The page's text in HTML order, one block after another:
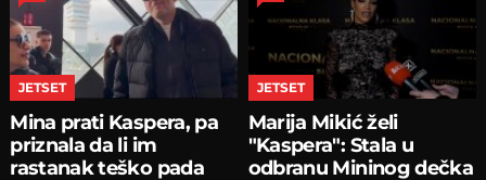
JETSET
Mina prati Kaspera, pa
priznala da li im
rastanak teško pada
JETSET
Marija Mikić želi
"Kaspera": Stala u
odbranu Mininog dečka